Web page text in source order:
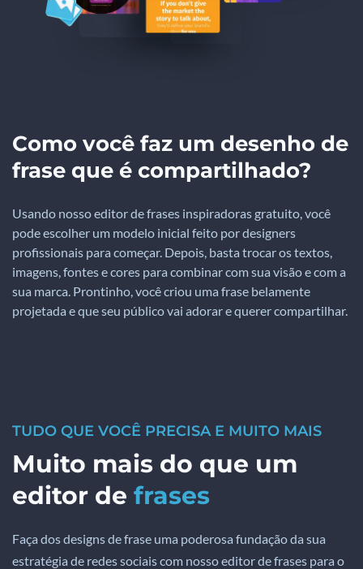
Como você faz um desenho de
frase que é compartilhado?
Usando nosso editor de frases inspiradoras gratuito, você
pode escolher um modelo inicial feito por designers
profissionais para começar. Depois, basta trocar os textos,
imagens, fontes e cores para combinar com sua visão e com a
sua marca. Prontinho, você criou uma frase belamente
projetada e que seu público vai adorar e querer compartilhar.
TUDO QUE VOCÊ PRECISA E MUITO MAIS
Muito mais do que um
editor de frases
Faça dos designs de frase uma poderosa fundação da sua
estratégia de redes sociais com nosso editor de frases para o